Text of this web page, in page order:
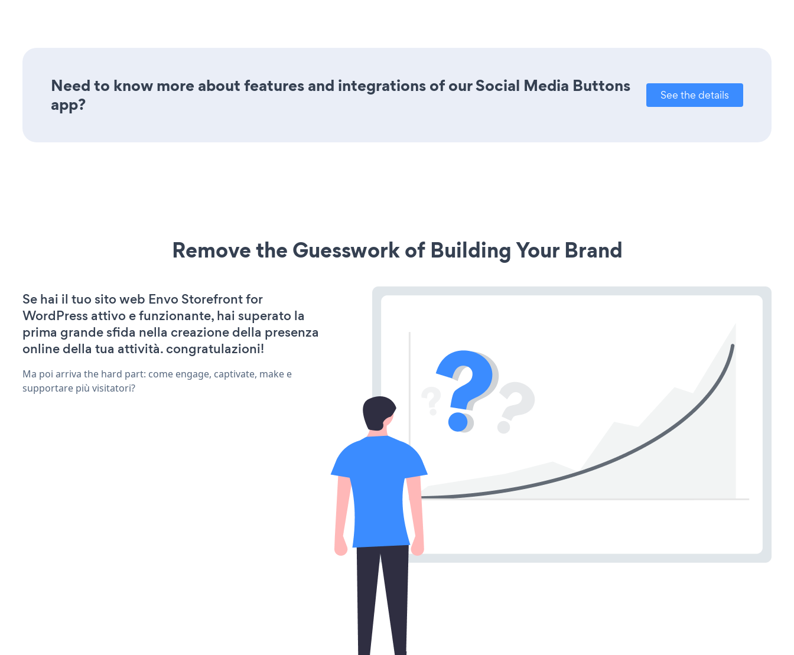
Need to know more about features and integrations of our Social Media Buttons
app?
See the details
Remove the Guesswork of Building Your Brand
Se hai il tuo sito web Envo Storefront for
WordPress attivo e funzionante, hai superato la
prima grande sfida nella creazione della presenza
online della tua attività. congratulazioni!
Ma poi arriva the hard part: come engage, captivate, make e
supportare più visitatori?